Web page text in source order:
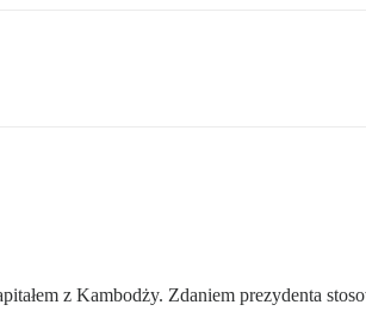
z Kambodży. Zdaniem prezydenta